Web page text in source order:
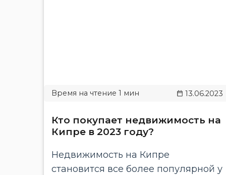
13.06.2023
Кто покупает недвижимость на
Кипре в 2023 году?
Недвижимость на Кипре
становится все более популярной у